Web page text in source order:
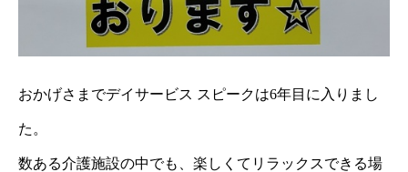
おかげさまでデイサービス スピークは6年目に入りまし
た。
数ある介護施設の中でも、楽しくてリラックスできる場